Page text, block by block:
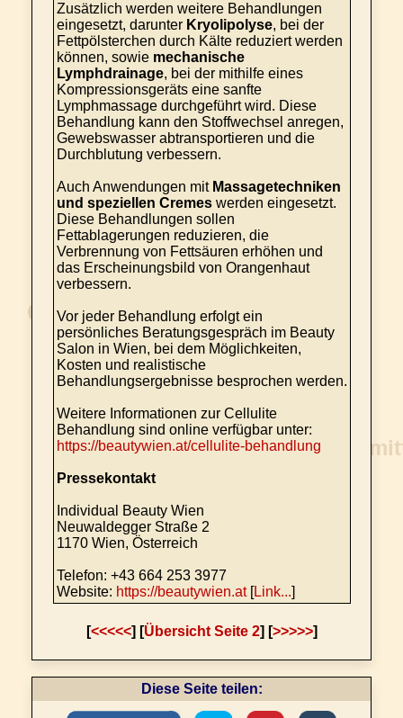
Zusätzlich werden weitere Behandlungen
eingesetzt, darunter Kryolipolyse, bei der
Fettpölsterchen durch Kälte reduziert werden
können, sowie mechanische
Lymphdrainage, bei der mithilfe eines
Kompressionsgeräts eine sanfte
Lymphmassage durchgeführt wird. Diese
Behandlung kann den Stoffwechsel anregen,
Gewebswasser abtransportieren und die
Durchblutung verbessern.
Auch Anwendungen mit Massagetechniken
und speziellen Cremeswerden eingesetzt.
Diese Behandlungen sollen
Fettablagerungen reduzieren, die
Verbrennung von Fettsäuren erhöhen und
das Erscheinungsbild von Orangenhaut
verbessern.
Vor jeder Behandlung erfolgt ein
persönliches Beratungsgespräch im Beauty
Salon in Wien, bei dem Möglichkeiten,
Kosten und realistische
Behandlungsergebnisse besprochen werden.
Weitere Informationen zur Cellulite
Behandlung sind online verfügbar unter:
https://beautywien.at/cellulite-behandlung
Pressekontakt
Individual Beauty Wien
Neuwaldegger Straße 2
1170 Wien, Österreich
Telefon: +43 664 253 3977
Website: https://beautywien.at[Link...]
[<<<<<] [Übersicht Seite 2] [>>>>>]
Diese Seite teilen: